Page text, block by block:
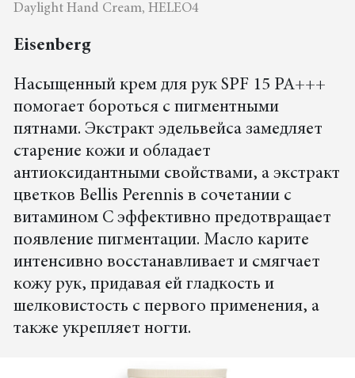
Daylight Hand Cream, HELEO4
Eisenberg
Насыщенный крем для рук SPF 15 PA+++
помогает бороться с пигментными
пятнами. Экстракт эдельвейса замедляет
старение кожи и обладает
антиоксидантными свойствами, а экстракт
цветков Bellis Perennis в сочетании с
витамином С эффективно предотвращает
появление пигментации. Масло карите
интенсивно восстанавливает и смягчает
кожу рук, придавая ей гладкость и
шелковистость с первого применения, а
также укрепляет ногти.